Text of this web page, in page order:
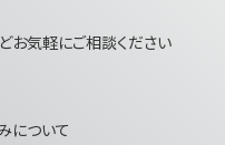
お気軽にご相談ください
について​